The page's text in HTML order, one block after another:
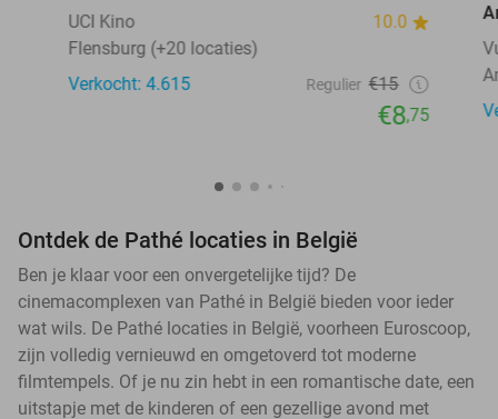
UCI Kino
10.0
Flensburg (+20 locaties)
Verkocht: 4.615
Regulier €15
€8,75
Ontdek de Pathé locaties in België
Ben je klaar voor een onvergetelijke tijd? De
cinemacomplexen van Pathé in België bieden voor ieder
wat wils. De Pathé locaties in België, voorheen Euroscoop,
zijn volledig vernieuwd en omgetoverd tot moderne
filmtempels. Of je nu zin hebt in een romantische date, een
uitstapje met de kinderen of een gezellige avond met